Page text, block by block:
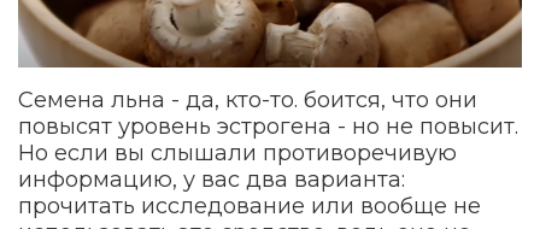
Семена льна - да, кто-то. боится, что они
повысят уровень эстрогена - но не повысит.
Но если вы слышали противоречивую
информацию, у вас два варианта:
прочитать исследование или вообще не